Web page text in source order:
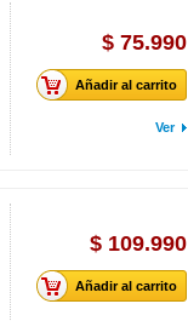
$ 75.990
Añadir al carrito
Ver
$ 109.990
Añadir al carrito